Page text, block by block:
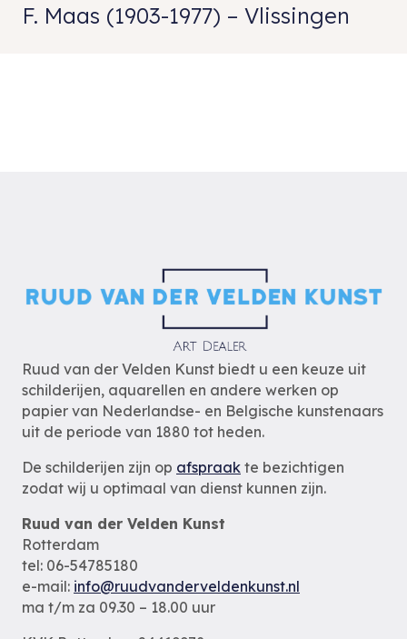
F. Maas (1903-1977) – Vlissingen
Ruud van der Velden Kunst biedt u een keuze uit
schilderijen, aquarellen en andere werken op
papier van Nederlandse- en Belgische kunstenaars
uit de periode van 1880 tot heden.
De schilderijen zijn op afspraak te bezichtigen
zodat wij u optimaal van dienst kunnen zijn.
Ruud van der Velden Kunst
Rotterdam
tel: 06-54785180
e-mail: info@ruudvanderveldenkunst.nl
ma t/m za 09.30 – 18.00 uur